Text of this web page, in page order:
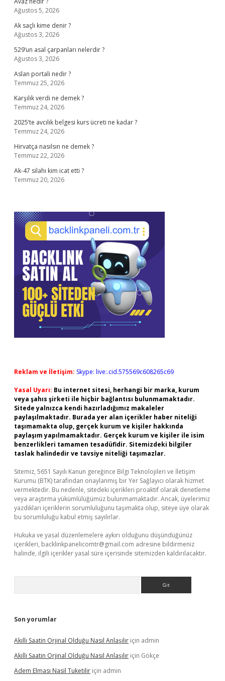
Ağustos 5, 2026
Ak saçlı kime denir ?
Ağustos 3, 2026
529’un asal çarpanları nelerdir ?
Ağustos 3, 2026
Aslan portali nedir ?
Temmuz 25, 2026
Karşılık verdi ne demek ?
Temmuz 24, 2026
2025’te avcılık belgesi kurs ücreti ne kadar ?
Temmuz 24, 2026
Hirvatça nasılsın ne demek ?
Temmuz 22, 2026
Ak-47 silahı kim icat etti ?
Temmuz 20, 2026
Reklam ve İletişim: Skype: live:.cid.575569c608265c69
Yasal Uyarı: Bu internet sitesi, herhangi bir marka, kurum
veya şahıs şirketi ile hiçbir bağlantısı bulunmamaktadır.
Sitede yalnızca kendi hazırladığımız makaleler
paylaşılmaktadır. Burada yer alan içerikler haber niteliği
taşımamakta olup, gerçek kurum ve kişiler hakkında
paylaşım yapılmamaktadır. Gerçek kurum ve kişiler ile isim
benzerlikleri tamamen tesadüfidir. Sitemizdeki bilgiler
taslak halindedir ve tavsiye niteliği taşımazlar.
Sitemiz, 5651 Sayılı Kanun gereğince Bilgi Teknolojileri ve İletişim
Kurumu (BTK) tarafından onaylanmış bir Yer Sağlayıcı olarak hizmet
vermektedir. Bu nedenle, sitedeki içerikleri proaktif olarak denetleme
veya araştırma yükümlülüğümüz bulunmamaktadır. Ancak, üyelerimiz
yazdıkları içeriklerin sorumluluğunu taşımakta olup, siteye üye olarak
bu sorumluluğu kabul etmiş sayılırlar.
Hukuka ve yasal düzenlemelere aykırı olduğunu düşündüğünüz
içerikleri, backlinkpanelicomtr@gmail.com adresine bildirmeniz
halinde, ilgili içerikler yasal süre içerisinde sitemizden kaldırılacaktır.
Son yorumlar
Akıllı Saatin Orjinal Olduğu Nasıl Anlaşılır için admin
Akıllı Saatin Orjinal Olduğu Nasıl Anlaşılır için Gökçe
Adem Elması Nasil Tuketilir için admin